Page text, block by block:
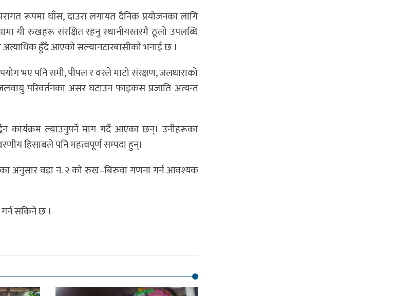
रूपमा घाँस, दाउरा लगायत दैनिक प्रयोजनका लागि
यी रुखहरू संरक्षित रहनु स्थानीयस्तरमै ठूलो उपलब्धि
अत्याधिक हुँदै आएकाे सल्यानटारबासीकाे भनाई छ ।
भए पनि समी, पीपल र वरले माटो संरक्षण, जलधाराको
परिवर्तनका असर घटाउन फाइकस प्रजाति अत्यन्त
कार्यक्रम ल्याउनुपर्ने माग गर्दै आएका छन्। उनीहरूका
हिसाबले पनि महत्वपूर्ण सम्पदा हुन्।
अनुसार वडा नं. २ को रुख–बिरुवा गणना गर्न आवश्यक
सकिने छ ।